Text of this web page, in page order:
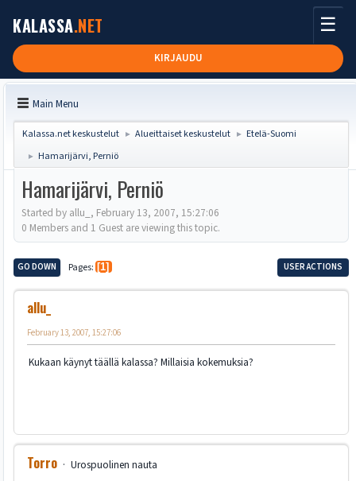
KALASSA.NET
KIRJAUDU
☰
Main Menu
Kalassa.net keskustelut ► Alueittaiset keskustelut ► Etelä-Suomi
► Hamarijärvi, Perniö
Hamarijärvi, Perniö
Started by allu_, February 13, 2007, 15:27:06
0 Members and 1 Guest are viewing this topic.
GO DOWN Pages 1 USER ACTIONS
allu_
February 13, 2007, 15:27:06
Kukaan käynyt täällä kalassa? Millaisia kokemuksia?
Torro
Urospuolinen nauta